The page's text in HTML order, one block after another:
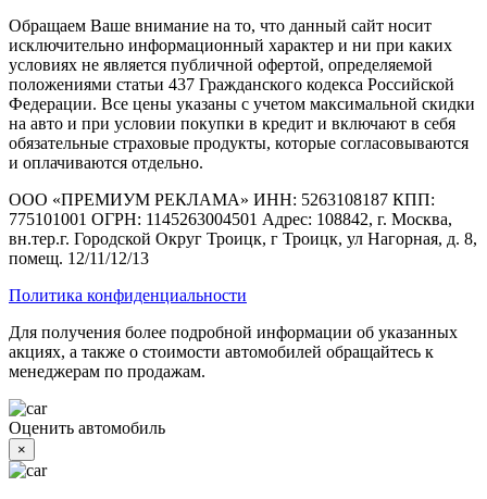
Обращаем Ваше внимание на то, что данный сайт носит
исключительно информационный характер и ни при каких
условиях не является публичной офертой, определяемой
положениями статьи 437 Гражданского кодекса Российской
Федерации. Все цены указаны с учетом максимальной скидки
на авто и при условии покупки в кредит и включают в себя
обязательные страховые продукты, которые согласовываются
и оплачиваются отдельно.
ООО «ПРЕМИУМ РЕКЛАМА» ИНН: 5263108187 КПП:
775101001 ОГРН: 1145263004501 Адрес: 108842, г. Москва,
вн.тер.г. Городской Округ Троицк, г Троицк, ул Нагорная, д. 8,
помещ. 12/11/12/13
Политика конфиденциальности
Для получения более подробной информации об указанных
акциях, а также о стоимости автомобилей обращайтесь к
менеджерам по продажам.
Оценить автомобиль
×